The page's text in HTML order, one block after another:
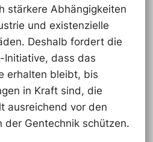
stärkere Abhängigkeiten
und existenzielle
Deshalb fordert die
dass das
erhalten bleibt, bis
in Kraft sind, die
ausreichend vor den
der Gentechnik schützen.